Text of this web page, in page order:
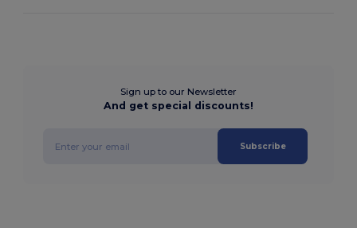
Sign up to our Newsletter
And get special discounts!
Subscribe